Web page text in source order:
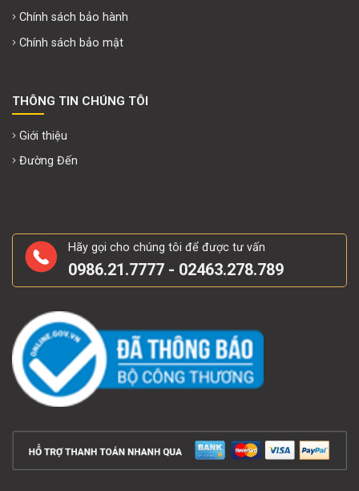
Chính sách bảo hành
Chính sách bảo mật
THÔNG TIN CHÚNG TÔI
Giới thiệu
Đường Đến
Hãy gọi cho chúng tôi để được tư vấn
0986.21.7777 - 02463.278.789